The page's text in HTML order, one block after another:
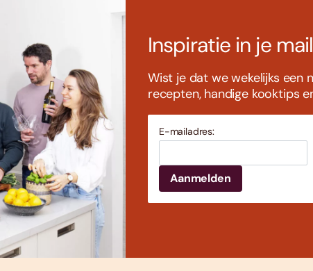
Inspiratie in je
Wist je dat we wekelijks een
recepten, handige kooktips
E-mailadres: